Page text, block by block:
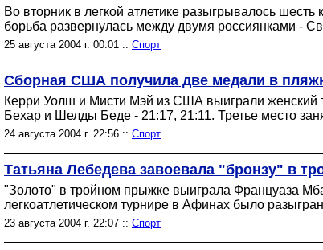
Во вторник в легкой атлетике разыгрывалось
борьба развернулась между двумя россиянками -
25 августа 2004 г. 00:01 :: Спорт
Сборная США получила две медали в
Керри Уолш и Мисти Мэй из США выиграли женский
Бехар и Шелды Беде - 21:17, 21:11. Третье место
24 августа 2004 г. 22:56 :: Спорт
Татьяна Лебедева завоевала "бронзу" в
"Золото" в тройном прыжке выиграла Француаза
легкоатлетическом турнире в Афинах было
23 августа 2004 г. 22:07 :: Спорт